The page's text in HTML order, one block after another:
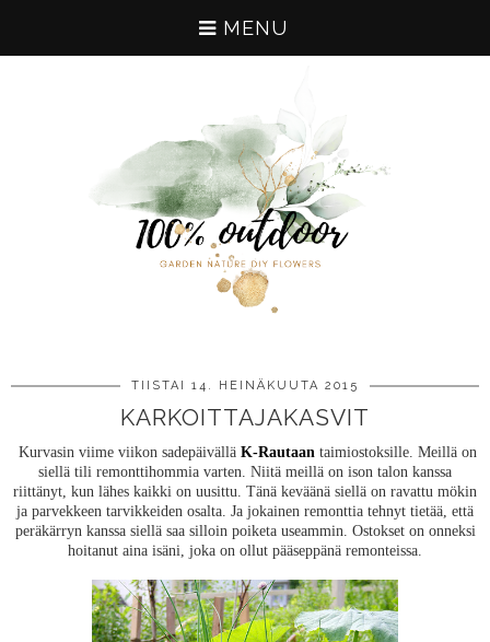
MENU
TIISTAI 14. HEINÄKUUTA 2015
KARKOITTAJAKASVIT
Kurvasin viime viikon sadepäivällä K-Rautaan taimiostoksille. Meillä on
siellä tili remonttihommia varten. Niitä meillä on ison talon kanssa
riittänyt, kun lähes kaikki on uusittu. Tänä keväänä siellä on ravattu mökin
ja parvekkeen tarvikkeiden osalta. Ja jokainen remonttia tehnyt tietää, että
peräkärryn kanssa siellä saa silloin poiketa useammin. Ostokset on onneksi
hoitanut aina isäni, joka on ollut pääseppänä remonteissa.